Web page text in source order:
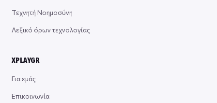
Τεχνητή Νοημοσύνη
Λεξικό όρων τεχνολογίας
XPLAYGR
Για εμάς
Επικοινωνία